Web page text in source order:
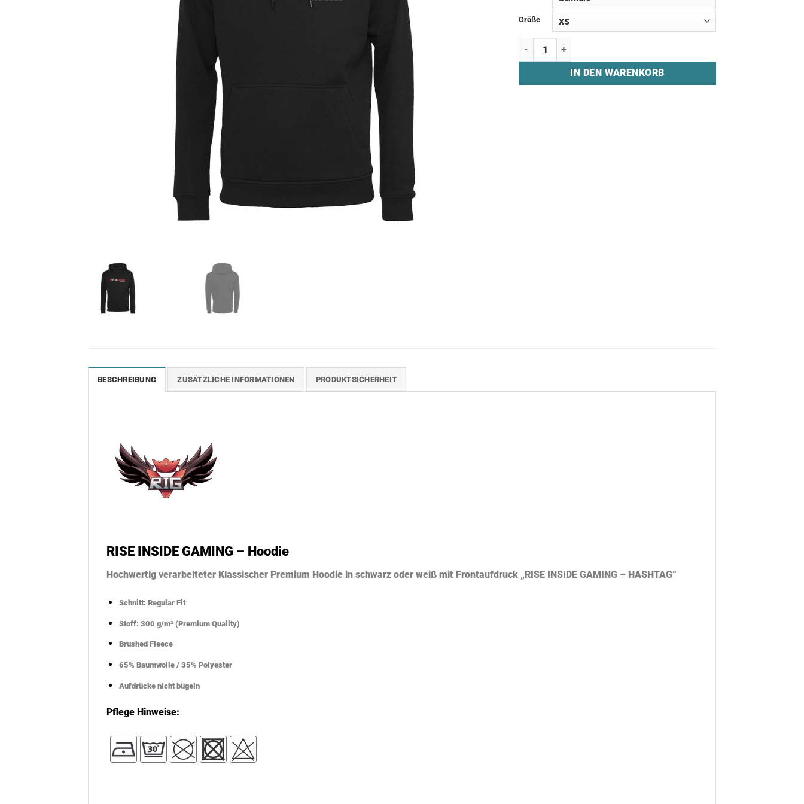
Größe
Hoodie "RISE INSIDE GAMING - HASHTAG" Menge
IN DEN WARENKORB
BESCHREIBUNG ZUSÄTZLICHE INFORMATIONEN PRODUKTSICHERHEIT
RISE INSIDE GAMING – Hoodie
Hochwertig verarbeiteter Klassischer Premium Hoodie in schwarz oder weiß mit Frontaufdruck „RISE INSIDE GAMING – HASHTAG“
Schnitt: Regular Fit
Stoff: 300 g/m² (Premium Quality)
Brushed Fleece
65% Baumwolle / 35% Polyester
Aufdrücke nicht bügeln
Pflege Hinweise: